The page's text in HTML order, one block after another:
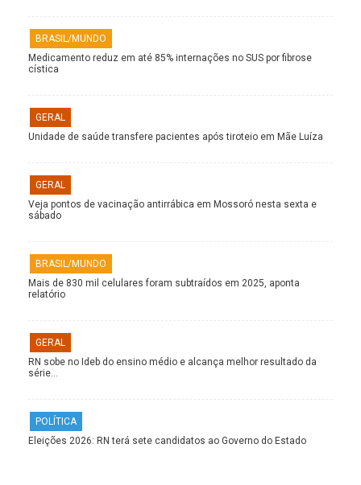
BRASIL/MUNDO
Medicamento reduz em até 85% internações no SUS por fibrose
cística
GERAL
Unidade de saúde transfere pacientes após tiroteio em Mãe Luíza
GERAL
Veja pontos de vacinação antirrábica em Mossoró nesta sexta e
sábado
BRASIL/MUNDO
Mais de 830 mil celulares foram subtraídos em 2025, aponta
relatório
GERAL
RN sobe no Ideb do ensino médio e alcança melhor resultado da
série…
POLÍTICA
Eleições 2026: RN terá sete candidatos ao Governo do Estado